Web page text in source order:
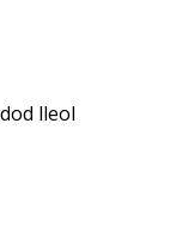
lleol